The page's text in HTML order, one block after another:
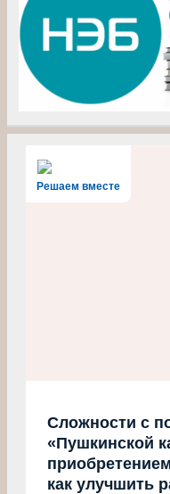
Решаем вместе
Сложности с
«Пушкинской
как улучшить